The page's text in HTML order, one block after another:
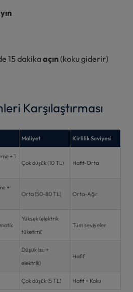
15 dakikaaçın(koku giderir)
Karşılaştırması
Maliyet Kirlilik Seviyesi
+ 1
Çok düşük (10 TL) Hafif-Orta
+
Orta (50-80 TL) Orta-Ağır
Yüksek (elektrik
tüketimi)
Tüm seviyeler
Düşük (su +
elektrik)
Hafif
Çok düşük (5 TL) Hafif + Koku